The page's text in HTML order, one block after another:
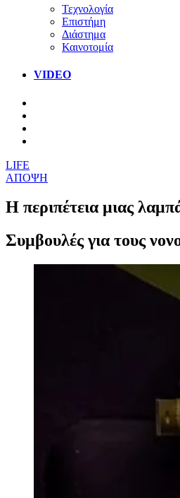
Τεχνολογία
Επιστήμη
Διάστημα
Καινοτομία
VIDEO
LIFE
ΑΠΟΨΗ
Η περιπέτεια μιας
Συμβουλές για τους